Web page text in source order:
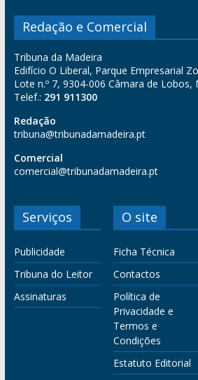
Redação e Comercial
Tribuna da Madeira
Edifício O Liberal, Parque Empresarial
Lote n.º 7, 9304-006 Câmara de Lobos,
Telef.: 291 911300
Redação
tribuna@tribunadamadeira.pt
Comercial
comercial@tribunadamadeira.pt
Serviços
Publicidade
Tribuna do Leitor
Assinaturas
O site
Ficha Técnica
Contactos
Política de
Privacidade e
Termos e
Condições
Estatuto Editorial